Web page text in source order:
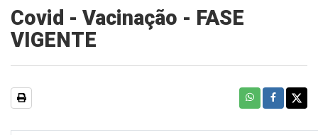
Covid - Vacinação - FASE
VIGENTE